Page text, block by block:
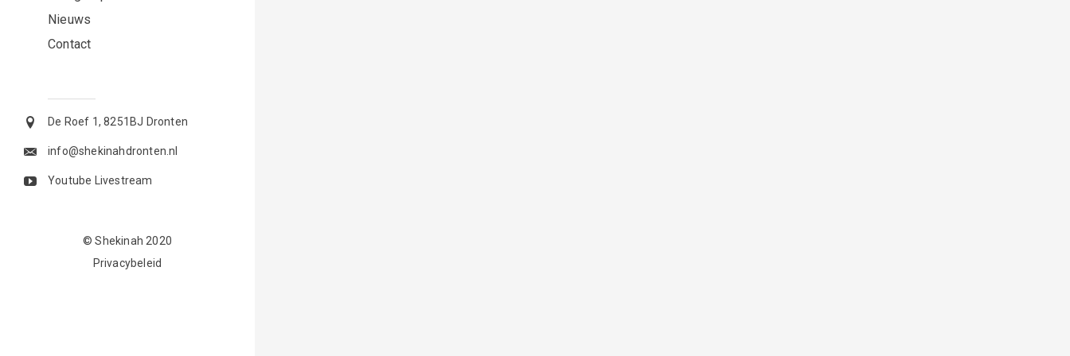
Nieuws
Contact
De Roef 1, 8251BJ Dronten
info@shekinahdronten.nl
Youtube Livestream
© Shekinah 2020
Privacybeleid